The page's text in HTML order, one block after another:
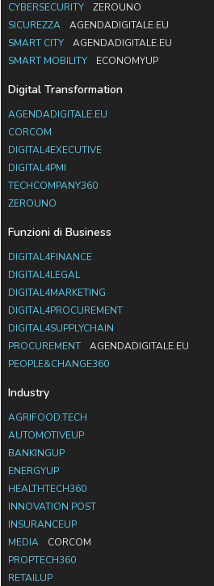
CYBERSECURITY
ZEROUNO
SICUREZZA
AGENDADIGITALE.EU
SMART CITY
AGENDADIGITALE.EU
SMART MOBILITY
ECONOMYUP
Digital Transformation
AGENDADIGITALE.EU
CORCOM
DIGITAL4EXECUTIVE
DIGITAL4PMI
TECHCOMPANY360
ZEROUNO
Funzioni di Business
DIGITAL4FINANCE
DIGITAL4LEGAL
DIGITAL4MARKETING
DIGITAL4PROCUREMENT
DIGITAL4SUPPLYCHAIN
PROCUREMENT
AGENDADIGITALE.EU
PEOPLE&CHANGE360
Industry
AGRIFOOD.TECH
AUTOMOTIVEUP
BANKINGUP
ENERGYUP
HEALTHTECH360
INNOVATION POST
INSURANCEUP
MEDIA
CORCOM
PROPTECH360
RETAILUP